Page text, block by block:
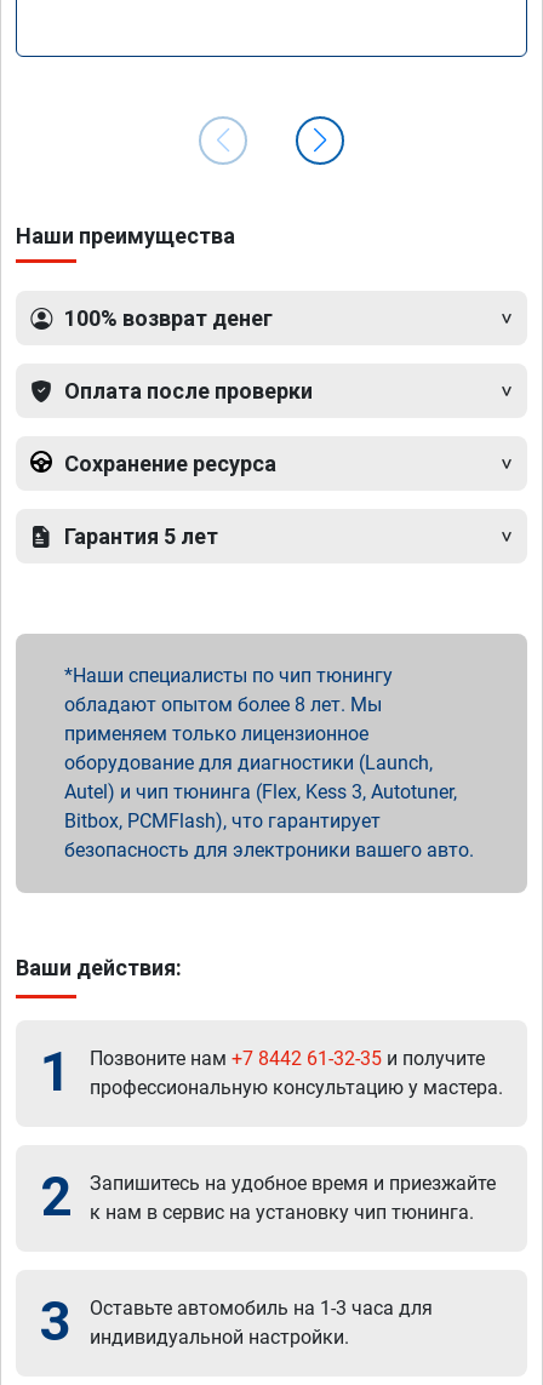
Наши преимущества
100% возврат денег
Оплата после проверки
Сохранение ресурса
Гарантия 5 лет
Наши специалисты по чип тюнингу
обладают опытом более 8 лет. Мы
применяем только лицензионное
оборудование для диагностики (Launch,
Autel) и чип тюнинга (Flex, Kess 3, Autotuner,
Bitbox, PCMFlash), что гарантирует
безопасность для электроники вашего авто.
Ваши действия:
1 Позвоните нам +7 8442 61-32-35 и получите
профессиональную консультацию у мастера.
2
Запишитесь на удобное время и приезжайте
к нам в сервис на установку чип тюнинга.
3
Оставьте автомобиль на 1-3 часа для
индивидуальной настройки.